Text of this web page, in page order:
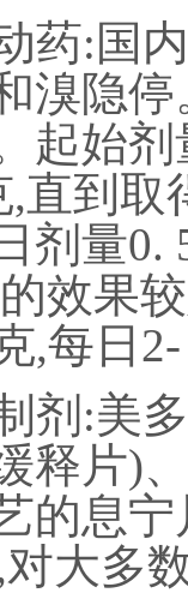
药: 国
溴隐
起始
,直到取
剂量0.
效果
,每日
剂 :美
释片)
的息
对大多